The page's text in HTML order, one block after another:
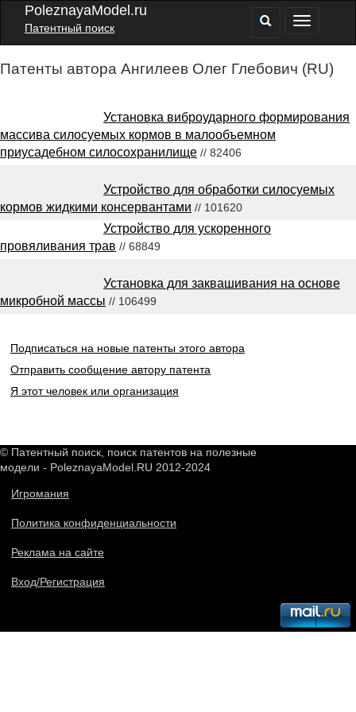
PoleznayaModel.ru
Патентный поиск
Патенты автора Ангилеев Олег Глебович (RU)
Установка виброударного формирования
массива силосуемых кормов в малообъемном
приусадебном силосохранилище // 82406
Устройство для обработки силосуемых
кормов жидкими консервантами // 101620
Устройство для ускоренного
провяливания трав // 68849
Установка для заквашивания на основе
микробной массы // 106499
Подписаться на новые патенты этого автора
Отправить сообщение автору патента
Я этот человек или организация
© Патентный поиск, поиск патентов на полезные
модели - PoleznayaModel.RU 2012-2024
Игромания
Политика конфиденциальности
Реклама на сайте
Вход/Регистрация